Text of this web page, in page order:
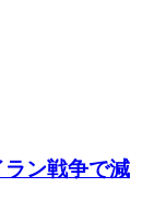
ン戦争で減